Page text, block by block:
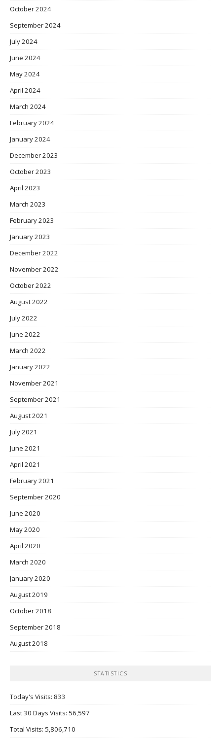
October 2024
September 2024
July 2024
June 2024
May 2024
April 2024
March 2024
February 2024
January 2024
December 2023
October 2023
April 2023
March 2023
February 2023
January 2023
December 2022
November 2022
October 2022
August 2022
July 2022
June 2022
March 2022
January 2022
November 2021
September 2021
August 2021
July 2021
June 2021
April 2021
February 2021
September 2020
June 2020
May 2020
April 2020
March 2020
January 2020
August 2019
October 2018
September 2018
August 2018
STATISTICS
Today's Visits: 833
Last 30 Days Visits: 56,597
Total Visits: 5,806,710